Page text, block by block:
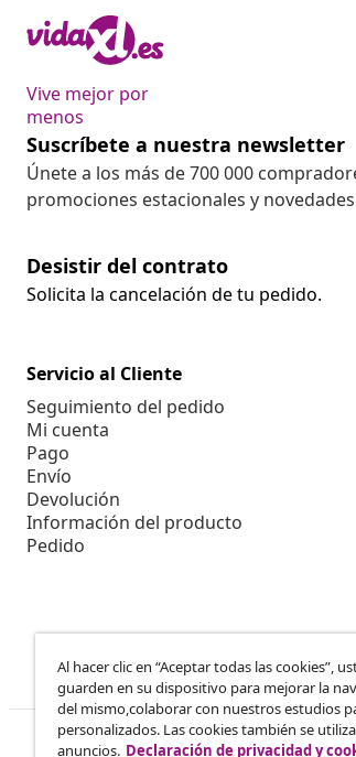
Vive mejor por
menos
Suscríbete a nuestra newsletter
Únete a los más de 700 000
promociones estacionales y novedades
Desistir del contrato
Solicita la cancelación de tu pedido.
Servicio al Cliente
Seguimiento del pedido
Mi cuenta
Pago
Envío
Devolución
Información del producto
Pedido
Al hacer clic en “Aceptar todas las cookies”,
guarden en su dispositivo para mejorar la
del mismo,colaborar con nuestros estudios
personalizados. Las cookies también se
anuncios. Declaración de privacidad y